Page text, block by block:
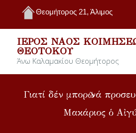
Θεομήτορος 21, Άλιμος
ΙΕΡΌΣ ΝΑΌΣ
ΘΕΟΤΌΚΟΥ
Άνω Καλαμακίου Θεομήτορος
Γιατί δέν μπορῶ νά
Μακάριος ὁ